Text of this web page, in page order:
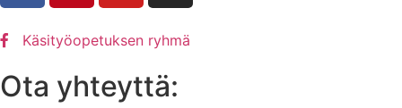
Käsityöopetuksen ryhmä
Ota yhteyttä: